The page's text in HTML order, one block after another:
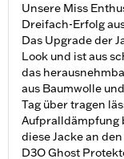
Unsere Miss
Dreifach-Erfolg
Das Upgrade der
Look und ist aus
das
aus Baumwolle
Tag über tragen
Aufpralldämpfung
diese Jacke an
D3O Ghost